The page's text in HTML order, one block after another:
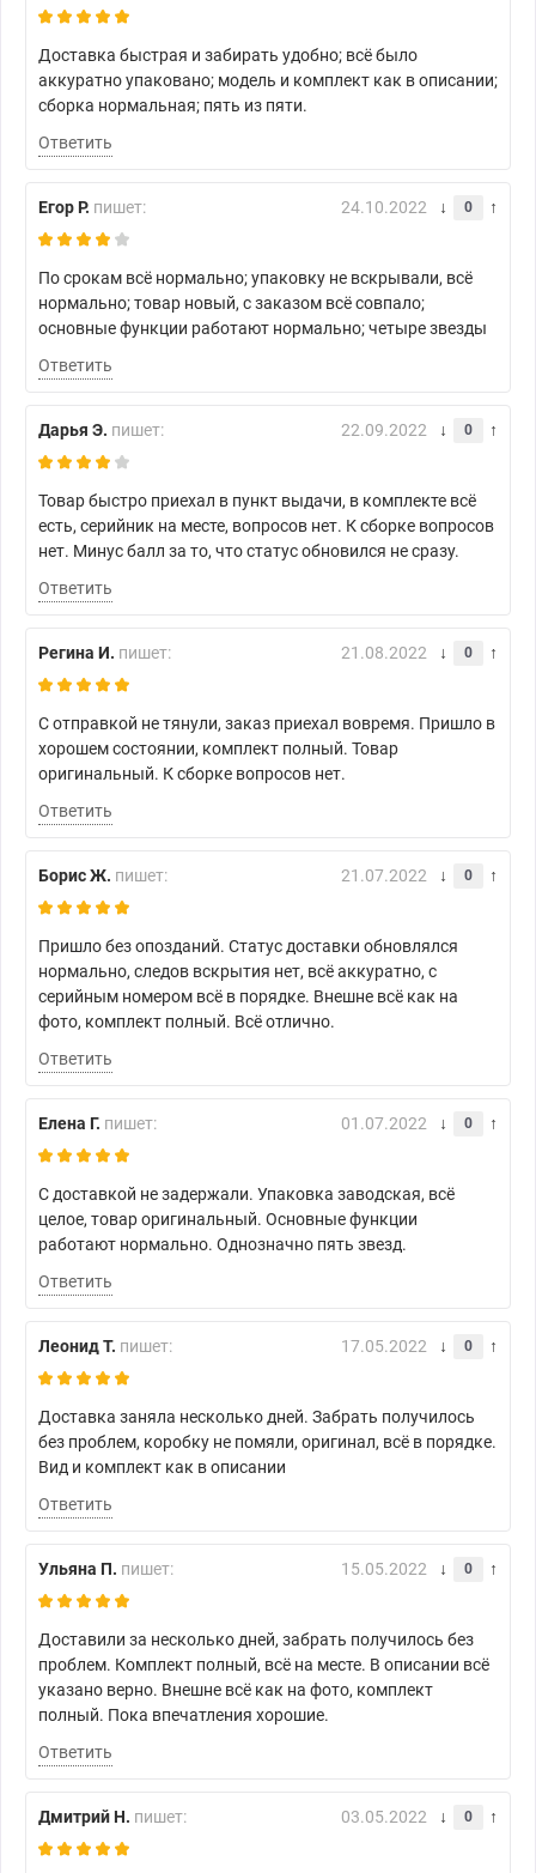
Доставка быстрая и забирать удобно; всё было
аккуратно упаковано; модель и комплект как в описании;
сборка нормальная; пять из пяти.
Ответить
Егор Р. пишет: 24.10.2022 0
По срокам всё нормально; упаковку не вскрывали, всё
нормально; товар новый, с заказом всё совпало;
основные функции работают нормально; четыре звезды
Ответить
Дарья Э. пишет: 22.09.2022 0
Товар быстро приехал в пункт выдачи, в комплекте всё
есть, серийник на месте, вопросов нет. К сборке вопросов
нет. Минус балл за то, что статус обновился не сразу.
Ответить
Регина И. пишет: 21.08.2022 0
С отправкой не тянули, заказ приехал вовремя. Пришло в
хорошем состоянии, комплект полный. Товар
оригинальный. К сборке вопросов нет.
Ответить
Борис Ж. пишет: 21.07.2022 0
Пришло без опозданий. Статус доставки обновлялся
нормально, следов вскрытия нет, всё аккуратно, с
серийным номером всё в порядке. Внешне всё как на
фото, комплект полный. Всё отлично.
Ответить
Елена Г. пишет: 01.07.2022 0
С доставкой не задержали. Упаковка заводская, всё
целое, товар оригинальный. Основные функции
работают нормально. Однозначно пять звезд.
Ответить
Леонид Т. пишет: 17.05.2022 0
Доставка заняла несколько дней. Забрать получилось
без проблем, коробку не помяли, оригинал, всё в порядке.
Вид и комплект как в описании
Ответить
Ульяна П. пишет: 15.05.2022 0
Доставили за несколько дней, забрать получилось без
проблем. Комплект полный, всё на месте. В описании всё
указано верно. Внешне всё как на фото, комплект
полный. Пока впечатления хорошие.
Ответить
Дмитрий Н. пишет: 03.05.2022 0